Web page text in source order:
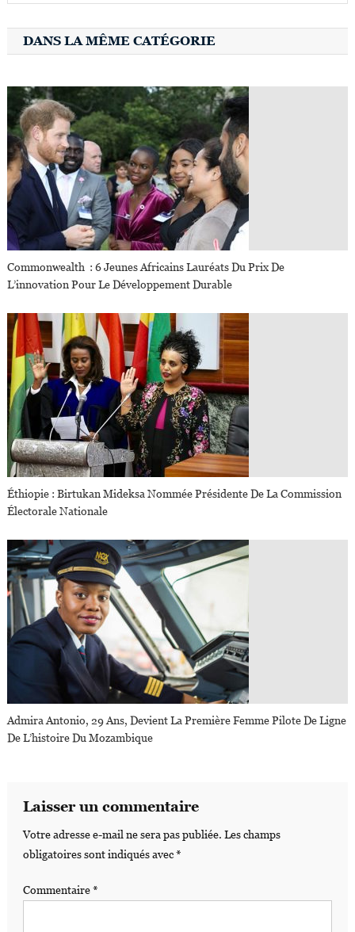
DANS LA MÊME CATÉGORIE
Commonwealth : 6 Jeunes Africains Lauréats Du Prix De
L’innovation Pour Le Développement Durable
Éthiopie : Birtukan Mideksa Nommée Présidente De La Commission
Électorale Nationale
Admira Antonio, 29 Ans, Devient La Première Femme Pilote De Ligne
De L’histoire Du Mozambique
Laisser un commentaire
Votre adresse e-mail ne sera pas publiée. Les champs
obligatoires sont indiqués avec*
Commentaire*